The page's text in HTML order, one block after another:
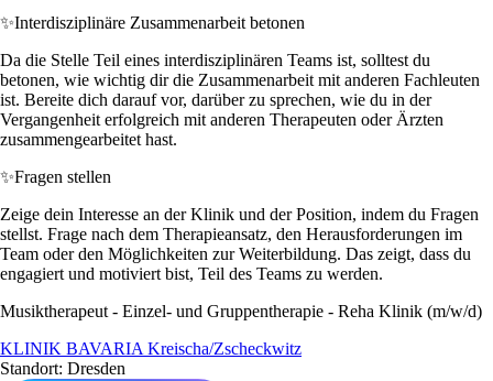
✨Interdisziplinäre Zusammenarbeit betonen
Da die Stelle Teil eines interdisziplinären Teams ist, solltest du
betonen, wie wichtig dir die Zusammenarbeit mit anderen Fachleuten
ist. Bereite dich darauf vor, darüber zu sprechen, wie du in der
Vergangenheit erfolgreich mit anderen Therapeuten oder Ärzten
zusammengearbeitet hast.
✨Fragen stellen
Zeige dein Interesse an der Klinik und der Position, indem du Fragen
stellst. Frage nach dem Therapieansatz, den Herausforderungen im
Team oder den Möglichkeiten zur Weiterbildung. Das zeigt, dass du
engagiert und motiviert bist, Teil des Teams zu werden.
Musiktherapeut - Einzel- und Gruppentherapie - Reha Klinik (m/w/d)
KLINIK BAVARIA Kreischa/Zscheckwitz
Standort: Dresden